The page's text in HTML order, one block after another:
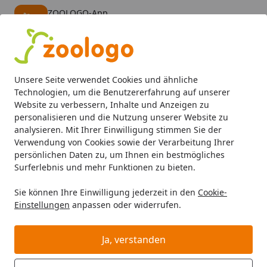
Unsere Seite verwendet Cookies und ähnliche
Technologien, um die Benutzererfahrung auf unserer
Website zu verbessern, Inhalte und Anzeigen zu
personalisieren und die Nutzung unserer Website zu
analysieren. Mit Ihrer Einwilligung stimmen Sie der
Verwendung von Cookies sowie der Verarbeitung Ihrer
persönlichen Daten zu, um Ihnen ein bestmögliches
Surferlebnis und mehr Funktionen zu bieten.
Sie können Ihre Einwilligung jederzeit in den Cookie-
Einstellungen anpassen oder widerrufen.
Ja, verstanden
ZOOLOGO-App
Alle Produkte
Mein Konto
Suchen
Startseite
Hund Hundefutter Trockenfutter Bosch MENUE Mini
Bosch MENUE Mini Junior mit
Tierwohl-Huhn 2,4kg